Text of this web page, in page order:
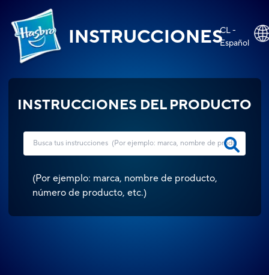
INSTRUCCIONESCL -
Español
INSTRUCCIONES DEL PRODUCTO
(Por ejemplo: marca, nombre de producto,
número de producto, etc.)